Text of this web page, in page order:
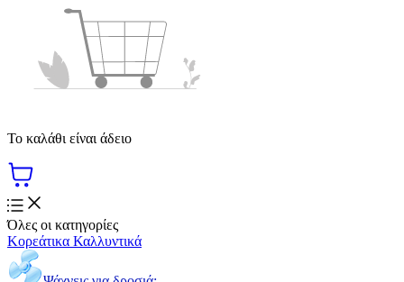
Το καλάθι είναι άδειο
Όλες οι κατηγορίες
Κορεάτικα Καλλυντικά